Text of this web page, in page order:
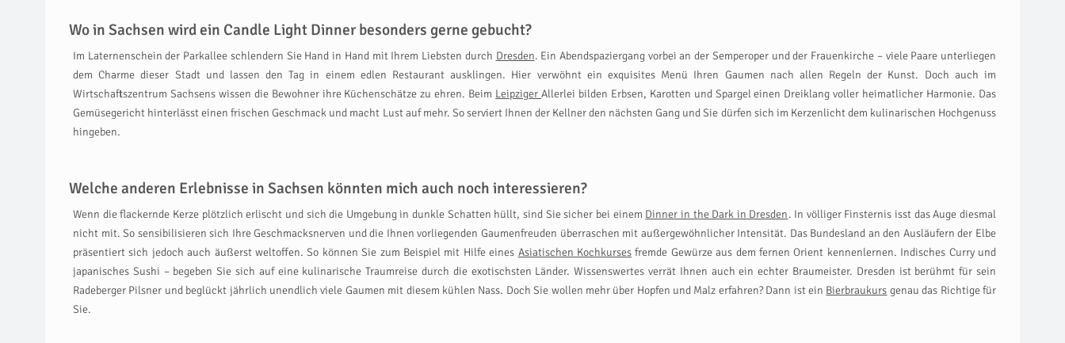
Wo in Sachsen wird ein Candle Light Dinner besonders gerne gebucht?
Im Laternenschein der Parkallee schlendern Sie Hand in Hand mit Ihrem Liebsten durch Dresden. Ein Abendspaziergang vorbei an der Semperoper und der Frauenkirche – viele Paare unterliegen
dem Charme dieser Stadt und lassen den Tag in einem edlen Restaurant ausklingen. Hier verwöhnt ein exquisites Menü Ihren Gaumen nach allen Regeln der Kunst. Doch auch im
Wirtschaftszentrum Sachsens wissen die Bewohner ihre Küchenschätze zu ehren. Beim LeipzigerAllerlei bilden Erbsen, Karotten und Spargel einen Dreiklang voller heimatlicher Harmonie. Das
Gemüsegericht hinterlässt einen frischen Geschmack und macht Lust auf mehr. So serviert Ihnen der Kellner den nächsten Gang und Sie dürfen sich im Kerzenlicht dem kulinarischen Hochgenuss
hingeben.
Welche anderen Erlebnisse in Sachsen könnten mich auch noch interessieren?
Wenn die flackernde Kerze plötzlich erlischt und sich die Umgebung in dunkle Schatten hüllt, sind Sie sicher bei einem Dinner in the Dark in Dresden. In völliger Finsternis isst das Auge diesmal
nicht mit. So sensibilisieren sich Ihre Geschmacksnerven und die Ihnen vorliegenden Gaumenfreuden überraschen mit außergewöhnlicher Intensität. Das Bundesland an den Ausläufern der Elbe
präsentiert sich jedoch auch äußerst weltoffen. So können Sie zum Beispiel mit Hilfe eines Asiatischen Kochkurses fremde Gewürze aus dem fernen Orient kennenlernen. Indisches Curry und
japanisches Sushi – begeben Sie sich auf eine kulinarische Traumreise durch die exotischsten Länder. Wissenswertes verrät Ihnen auch ein echter Braumeister. Dresden ist berühmt für sein
Radeberger Pilsner und beglückt jährlich unendlich viele Gaumen mit diesem kühlen Nass. Doch Sie wollen mehr über Hopfen und Malz erfahren? Dann ist ein Bierbraukurs genau das Richtige für
Sie.